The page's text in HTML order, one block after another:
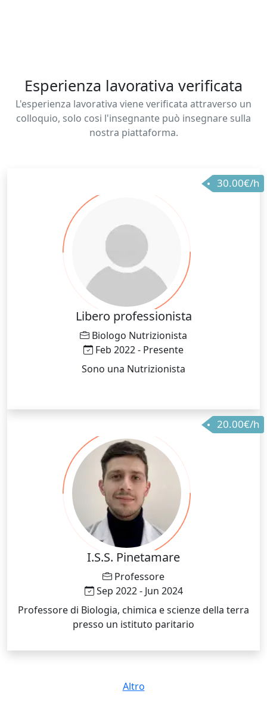
Esperienza lavorativa verificata
L'esperienza lavorativa viene verificata attraverso un
colloquio, solo cosi l'insegnante può insegnare sulla
nostra piattaforma.
30.00€/h
Libero professionista
Biologo Nutrizionista
Feb 2022 - Presente
Sono una Nutrizionista
20.00€/h
I.S.S. Pinetamare
Professore
Sep 2022 - Jun 2024
Professore di Biologia, chimica e scienze della terra
presso un istituto paritario
Altro